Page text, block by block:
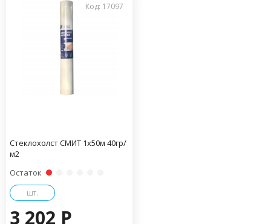
Код: 17097
Стеклохолст СМИТ 1х50м 40гр/
м2
Остаток
шт.
3 202 P